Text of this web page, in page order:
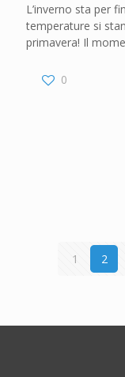
L’inverno sta per
temperature si
primavera! Il
0
1 2